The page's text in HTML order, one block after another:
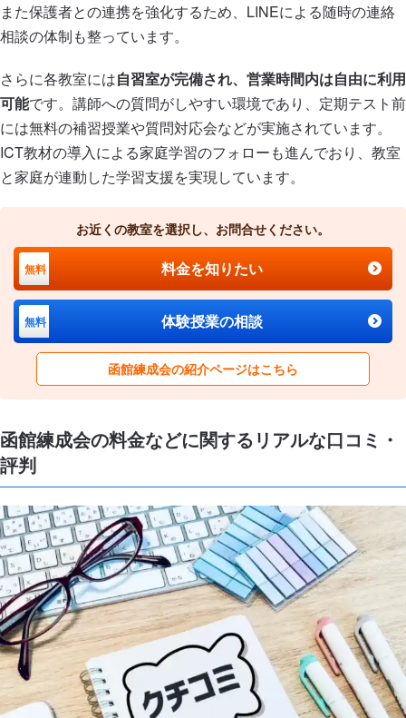
また保護者との連携を強化するため、LINEによる随時の連絡
相談の体制も整っています。
さらに各教室には自習室が完備され、営業時間内は自由に利用
可能です。講師への質問がしやすい環境であり、定期テスト前
には無料の補習授業や質問対応会などが実施されています。
ICT教材の導入による家庭学習のフォローも進んでおり、教室
と家庭が連動した学習支援を実現しています。
お近くの教室を選択し、お問合せください。
無料 料金を知りたい
無料 体験授業の相談
函館練成会の紹介ページはこちら
函館練成会の料金などに関するリアルな口コミ・
評判